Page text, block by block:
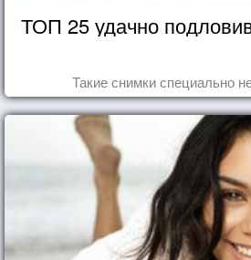
ТОП 25 удачно
Такие снимки специально